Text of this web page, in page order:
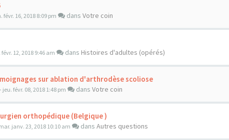
févr. 16, 2018 8:09 pm dans Votre coin
12, 2018 9:46 am dans Histoires d'adultes (opérés)
sur ablation d'arthrodèse scoliose
jeu. févr. 08, 2018 1:48 pm dans Votre coin
orthopédique (Belgique )
janv. 23, 2018 10:10 am dans Autres questions